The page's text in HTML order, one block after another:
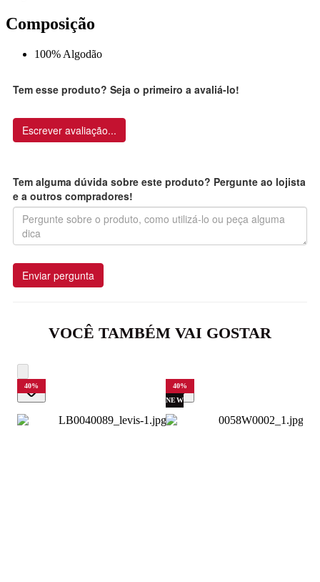
Composição
100% Algodão
Tem esse produto? Seja o primeiro a avaliá-lo!
Escrever avaliação...
Tem alguma dúvida sobre este produto? Pergunte ao lojista
e a outros compradores!
Enviar pergunta
VOCÊ TAMBÉM VAI GOSTAR
40% 40%
NEW